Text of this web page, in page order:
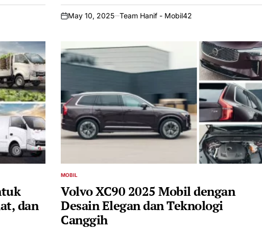
on
May 10, 2025 Team Hanif - Mobil42
dan
POSTED
MOBIL
Volvo XC90 2025 Mobil dengan
Desain Elegan dan Teknologi
Canggih